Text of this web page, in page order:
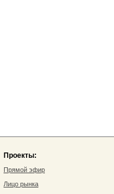
Проекты:
Прямой эфир
Лицо рынка